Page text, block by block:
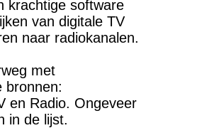
krachtige software
van digitale TV
naar radiokanalen.
met
bronnen:
en Radio. Ongeveer
in de lijst.